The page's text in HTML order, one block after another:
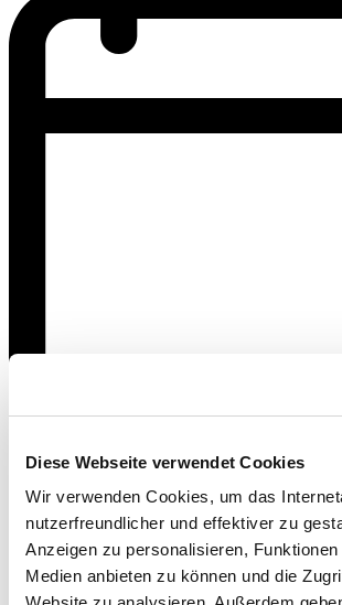
Diese Webseite verwendet Cookies
Wir verwenden Cookies, um das
nutzerfreundlicher und effektiver zu
Anzeigen zu personalisieren,
Medien anbieten zu können und die